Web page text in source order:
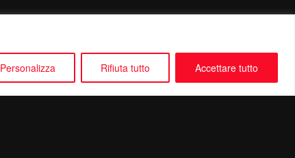
Personalizza Rifiuta tutto Accettare tutto